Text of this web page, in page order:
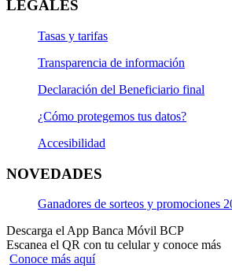
LEGALES
Tasas y tarifas
Transparencia de información
Declaración del Beneficiario final
¿Cómo protegemos tus datos?
Accesibilidad
NOVEDADES
Ganadores de sorteos y promociones
Descarga el App Banca Móvil BCP
Escanea el QR con tu celular y conoce más
Conoce más aquí